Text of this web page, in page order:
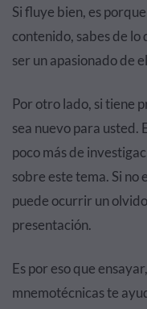
Si fluye bien, es
contenido, sabes de lo
ser un apasionado de
Por otro lado, si tiene
sea nuevo para usted.
poco más de
sobre este tema. Si no
puede ocurrir un
presentación.
Es por eso que
mnemotécnicas te